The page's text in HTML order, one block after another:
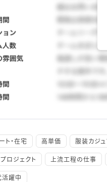
ト・在宅 高単価 服装カジ
ロジェクト 上流工程の仕事
躍中